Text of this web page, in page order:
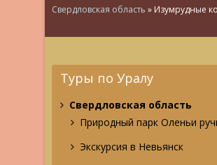
Свердловская область » Изумрудные
Туры по Уралу
Свердловская область
Природный парк Оленьи
Экскурсия в Невьянск